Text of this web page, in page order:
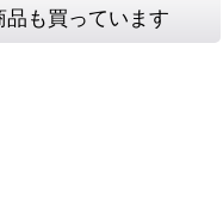
も買っています